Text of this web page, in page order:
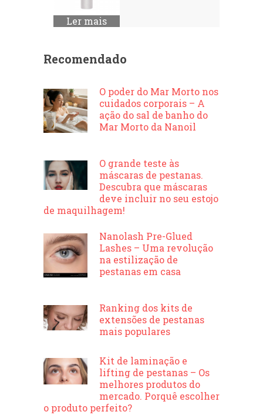
Ler mais
Recomendado
O poder do Mar Morto nos
cuidados corporais – A
ação do sal de banho do
Mar Morto da Nanoil
O grande teste às
máscaras de pestanas.
Descubra que máscaras
deve incluir no seu estojo
de maquilhagem!
Nanolash Pre-Glued
Lashes – Uma revolução
na estilização de
pestanas em casa
Ranking dos kits de
extensões de pestanas
mais populares
Kit de laminação e
lifting de pestanas – Os
melhores produtos do
mercado. Porquê escolher
o produto perfeito?